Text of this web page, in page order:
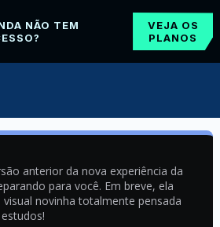
NÃO TEM
VEJA OS
PLANOS
anterior da nova experiência da
para você. Em breve, ela
visual novinha totalmente pensada